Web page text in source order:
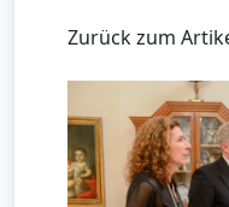
Zurück zum